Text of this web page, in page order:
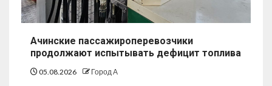
Ачинские пассажироперевозчики
продолжают испытывать дефицит топлива
05.08.2026 Город А